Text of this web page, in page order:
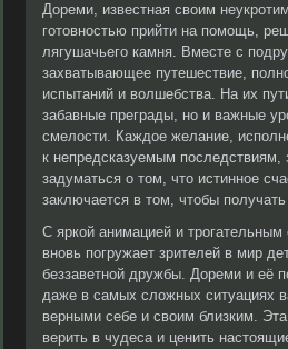
Дореми, известная своим
готовностью прийти на помощь,
лягушачьего камня. Вместе с
захватывающее путешествие,
испытаний и волшебства. На их
забавные преграды, но и важные
смелости. Каждое желание,
к непредсказуемым последствиям,
задуматься о том, что истинное
заключается в том, чтобы
С яркой анимацией и
вновь погружает зрителей в мир
беззаветной дружбы. Дореми и её
даже в самых сложных ситуациях
верными себе и своим близким.
верить в чудеса и ценить